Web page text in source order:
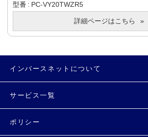
型番
PC-VY20TWZR5
詳細ページはこちら
インバースネットについて
サービス一覧
ポリシー